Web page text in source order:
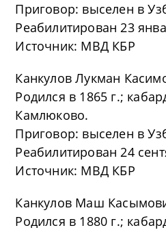
Приговор: выселен в
Реабилитирован 23
Источник: МВД КБР
Канкулов Лукман
Родился в 1865 г.;
Камлюково.
Приговор: выселен в
Реабилитирован 24
Источник: МВД КБР
Канкулов Маш
Родился в 1880 г.;